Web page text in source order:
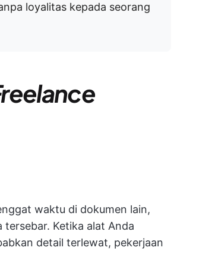
loyalitas kepada seorang
waktu di dokumen lain,
Ketika alat Anda
detail terlewat, pekerjaan